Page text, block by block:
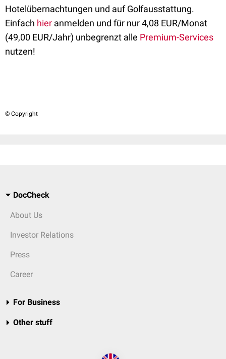
Hotelübernachtungen und auf Golfausstattung.
Einfach hier anmelden und für nur 4,08 EUR/Monat
(49,00 EUR/Jahr) unbegrenzt alle Premium-Services
nutzen!
© Copyright
DocCheck
About Us
Investor Relations
Press
Career
For Business
Other stuff